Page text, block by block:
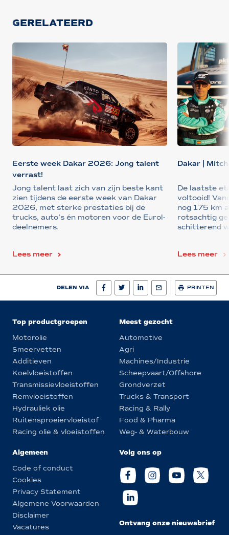
GERELATEERD
Eerste week Dakar 2026: Jong talent
verrast!
Jong talent laat zich van zijn beste kant
zien tijdens de eerste week van Dakar
2026, met sterke prestaties bij de
trucks, auto’s én motoren voor de Eurol-
deelnemers.
Lees meer
Dakar |
De laatste
voltooid!
nog 175 km
rotsachtig
schitterend
Lees meer
DELEN VIA PRINTEN
Top productgroepen
Motorolie
Smeervetten
Additieven
Koelvloeistoffen
Transmissievloeistoffen
Remvloeistoffen
Hydrauliek olie
Ruitensproeiervloeistof
Racing olie & vloeistoffen
Meest gezocht
Automotive
Agri
Machines/Industrie
Scheepvaart/Offshore
Grondverzet
Trucks & Transport
Racing & Rally
Food & Pharma
Weg- & Waterbouw
Algemeen
Code of conduct
Cookies
Privacy Statement
Algemene Voorwaarden
Disclaimer
Vacatures
Volg ons op
Ontvang onze nieuwsbrief